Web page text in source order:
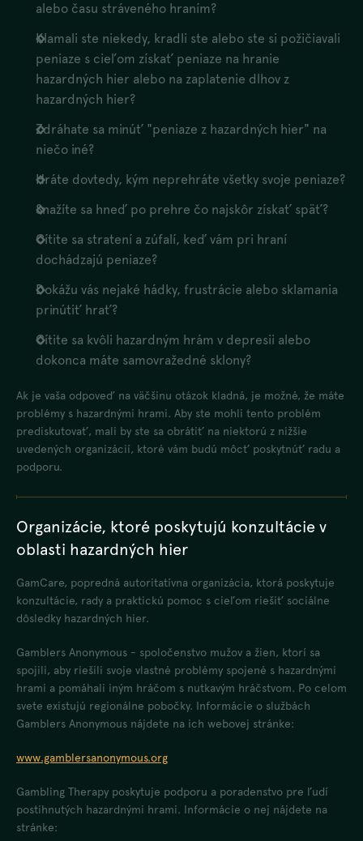
alebo času stráveného hraním?
Klamali ste niekedy, kradli ste alebo ste si požičiavali
peniaze s cieľom získať peniaze na hranie
hazardných hier alebo na zaplatenie dlhov z
hazardných hier?
Zdráhate sa minúť "peniaze z hazardných hier" na
niečo iné?
Hráte dovtedy, kým neprehráte všetky svoje peniaze?
Snažíte sa hneď po prehre čo najskôr získať späť?
Cítite sa stratení a zúfalí, keď vám pri hraní
dochádzajú peniaze?
Dokážu vás nejaké hádky, frustrácie alebo sklamania
prinútiť hrať?
Cítite sa kvôli hazardným hrám v depresii alebo
dokonca máte samovražedné sklony?
Ak je vaša odpoveď na väčšinu otázok kladná, je možné, že máte
problémy s hazardnými hrami. Aby ste mohli tento problém
prediskutovať, mali by ste sa obrátiť na niektorú z nižšie
uvedených organizácií, ktoré vám budú môcť poskytnúť radu a
podporu.
Organizácie, ktoré poskytujú konzultácie v
oblasti hazardných hier
GamCare, popredná autoritatívna organizácia, ktorá poskytuje
konzultácie, rady a praktickú pomoc s cieľom riešiť sociálne
dôsledky hazardných hier.
Gamblers Anonymous - spoločenstvo mužov a žien, ktorí sa
spojili, aby riešili svoje vlastné problémy spojené s hazardnými
hrami a pomáhali iným hráčom s nutkavým hráčstvom. Po celom
svete existujú regionálne pobočky. Informácie o službách
Gamblers Anonymous nájdete na ich webovej stránke:
www.gamblersanonymous.org
Gambling Therapy poskytuje podporu a poradenstvo pre ľudí
postihnutých hazardnými hrami. Informácie o nej nájdete na
stránke: